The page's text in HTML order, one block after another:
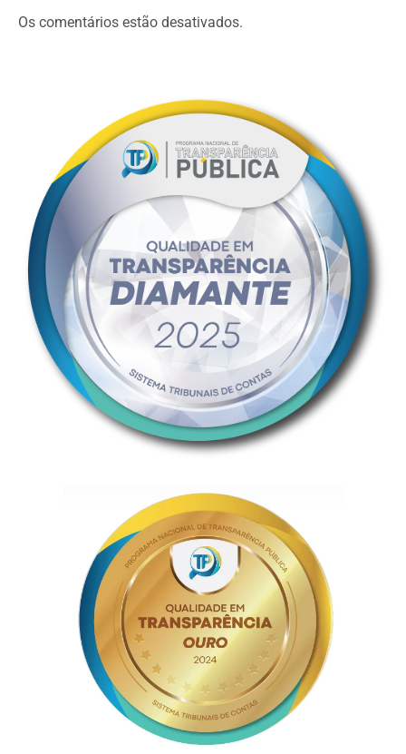
LinkedIn
Os comentários estão desativados.